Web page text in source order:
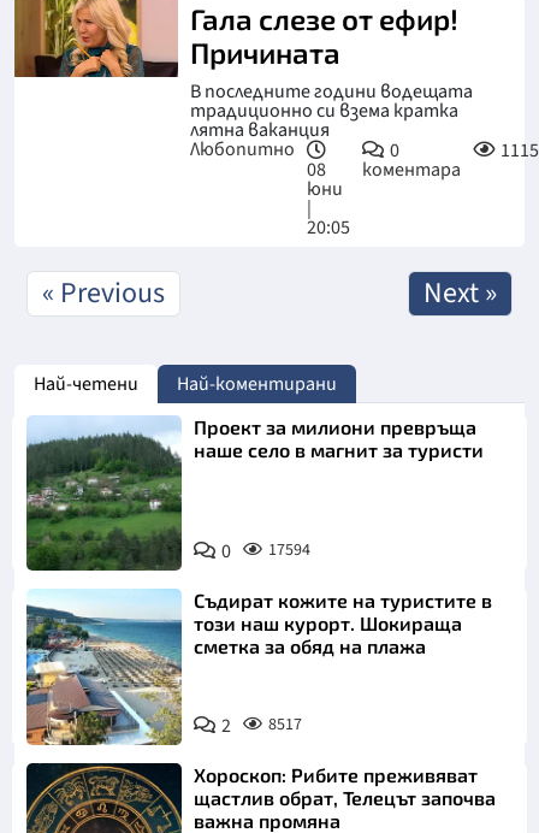
Гала слезе от ефир!
Причината
В последните години водещата
традиционно си взема кратка
лятна ваканция
Любопитно
08
юни
|
20:05
0
коментара
« Previous Next »
Най-четени Най-коментирани
Проект за милиони превръща
наше село в магнит за туристи
0 17594
Съдират кожите на туристите в
този наш курорт. Шокираща
сметка за обяд на плажа
2 8517
Хороскоп: Рибите преживяват
щастлив обрат, Телецът започва
важна промяна